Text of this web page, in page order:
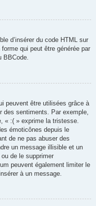
d’insérer du code HTML sur
qui peut être générée par
BBCode.
peuvent être utilisées grâce à
des sentiments. Par exemple,
« :( » exprime la tristesse.
émoticônes depuis le
de ne pas abuser des
un message illisible et un
de le supprimer
peuvent également limiter le
à un message.